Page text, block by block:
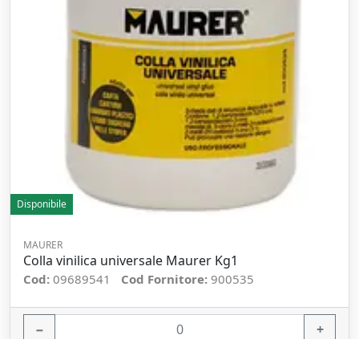
Disponibile
MAURER
Colla vinilica universale Maurer Kg1
Cod: 09689541 Cod Fornitore: 900535
− +